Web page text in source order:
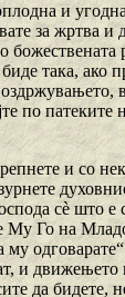
и
за жртва и
така, ако
по патеките
и со
сѐ што
Му Го на
му
и
да бидете,